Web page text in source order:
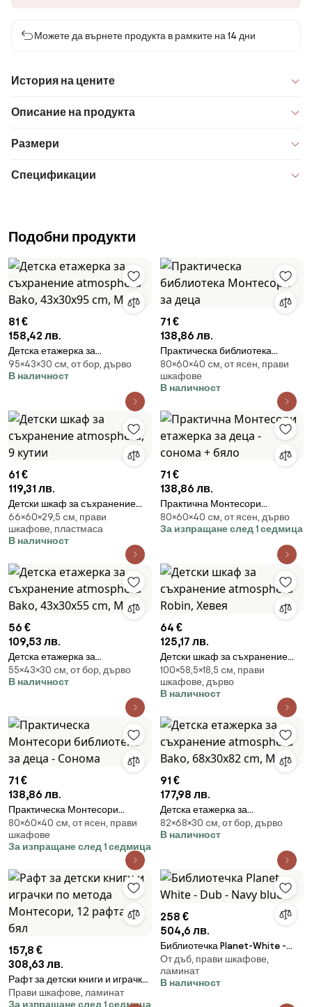
Можете да върнете продукта в рамките на 14 дни
История на цените
Описание на продукта
Размери
Спецификации
Подобни продукти
81 €
158,42 лв.
Детска етажерка за
съхранение atmosphera Bako,
43x30x95 cm, MDF
95×43×30 cм, от бор, дърво
В наличност
71 €
138,86 лв.
Практическа библиотека
Монтесори за деца
80×60×40 cм, от ясен, прави
шкафове
В наличност
61 €
119,31 лв.
Детски шкаф за съхранение
atmosphera, 9 кутии
66×60×29,5 cм, прави
шкафове, пластмаса
В наличност
71 €
138,86 лв.
Практична Монтесори
етажерка за деца - сонома +
бяло
80×60×40 cм, от ясен, дърво
За изпращане след 1 седмица
56 €
109,53 лв.
Детска етажерка за
съхранение atmosphera Bako,
43x30x55 cm, MDF
55×43×30 cм, от бор, дърво
В наличност
64 €
125,17 лв.
Детски шкаф за съхранение
atmosphera Robin, Хевея
100×58,5×18,5 cм, прави
шкафове, дърво
В наличност
71 €
138,86 лв.
Практическа Монтесори
библиотека за деца - Сонома
80×60×40 cм, от ясен, прави
шкафове
За изпращане след 1 седмица
91 €
177,98 лв.
Детска етажерка за
съхранение atmosphera Bako,
68x30x82 cm, MDF
82×68×30 cм, от бор, дърво
В наличност
157,8 €
308,63 лв.
Рафт за детски книги и играчки
по метода Монтесори, 12
Прави шкафове, ламинат
За изпращане след 1 седмица
258 €
504,6 лв.
Библиотечка Planet-White -
Dub - Navy blue
От дъб, прави шкафове,
ламинат
В наличност